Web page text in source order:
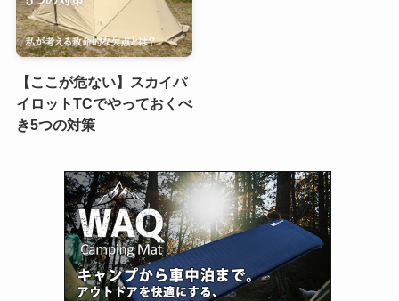
【ここが危ない】スカイパ
イロットTCでやっておくべ
き5つの対策